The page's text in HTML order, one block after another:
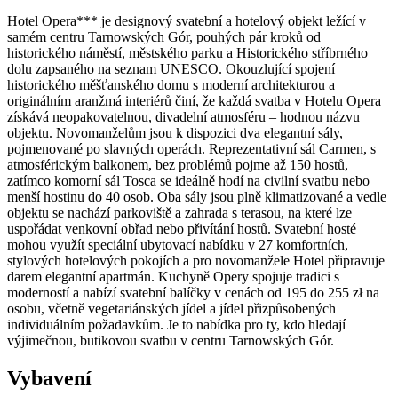
Hotel Opera*** je designový svatební a hotelový objekt ležící v
samém centru Tarnowských Gór, pouhých pár kroků od
historického náměstí, městského parku a Historického stříbrného
dolu zapsaného na seznam UNESCO. Okouzlující spojení
historického měšťanského domu s moderní architekturou a
originálním aranžmá interiérů činí, že každá svatba v Hotelu Opera
získává neopakovatelnou, divadelní atmosféru – hodnou názvu
objektu. Novomanželům jsou k dispozici dva elegantní sály,
pojmenované po slavných operách. Reprezentativní sál Carmen, s
atmosférickým balkonem, bez problémů pojme až 150 hostů,
zatímco komorní sál Tosca se ideálně hodí na civilní svatbu nebo
menší hostinu do 40 osob. Oba sály jsou plně klimatizované a vedle
objektu se nachází parkoviště a zahrada s terasou, na které lze
uspořádat venkovní obřad nebo přivítání hostů. Svatební hosté
mohou využít speciální ubytovací nabídku v 27 komfortních,
stylových hotelových pokojích a pro novomanžele Hotel připravuje
darem elegantní apartmán. Kuchyně Opery spojuje tradici s
moderností a nabízí svatební balíčky v cenách od 195 do 255 zł na
osobu, včetně vegetariánských jídel a jídel přizpůsobených
individuálním požadavkům. Je to nabídka pro ty, kdo hledají
výjimečnou, butikovou svatbu v centru Tarnowských Gór.
Vybavení